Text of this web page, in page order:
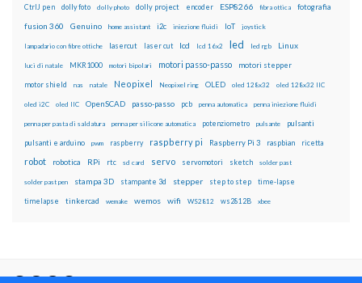
CtrlJ pen dolly foto dolly photo dolly project encoder ESP8266 fibra ottica fotografia
fusion 360 Genuino home assistant i2c iniezione fluidi IoT joystick
lampadario con fibre ottiche lasercut laser cut lcd lcd 16x2 led led rgb Linux
luci di natale MKR1000 motori bipolari motori passo-passo motori stepper
motor shield nas natale Neopixel Neopixel ring OLED oled 128x32 oled 128x32 IIC
oled i2C oled IIC OpenSCAD passo-passo pcb penna automatica penna iniezione fluidi
penna per pasta di saldatura penna per silicone automatica potenziometro pulsante pulsanti
pulsanti e arduino pwm raspberry raspberry pi Raspberry Pi 3 raspbian ricetta
robot robotica RPi rtc sd card servo servomotori sketch solder past
solder past pen stampa 3D stampante 3d stepper step to step time-lapse
timelapse tinkercad wemake wemos wifi WS2812 ws2812B xbee